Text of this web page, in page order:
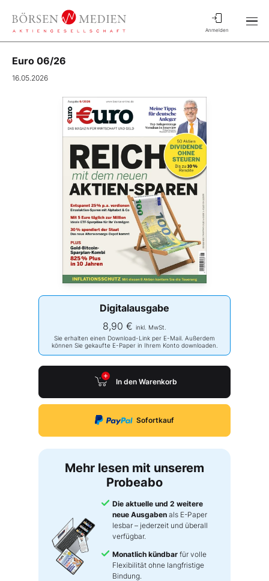
Anmelden
Euro 06/26
16.05.2026
Digitalausgabe
8,90 € inkl. MwSt.
Sie erhalten einen Download-Link per E-Mail. Außerdem
können Sie gekaufte E-Paper in Ihrem Konto downloaden.
In den Warenkorb
Sofortkauf
Mehr lesen mit unserem
Probeabo
Die aktuelle und 2 weitere
neue Ausgaben als E-Paper
lesbar – jederzeit und überall
verfügbar.
Monatlich kündbar für volle
Flexibilität ohne langfristige
Bindung.